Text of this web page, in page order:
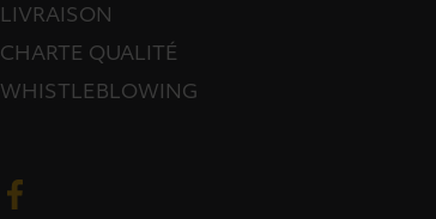
LIVRAISON
CHARTE QUALITÉ
WHISTLEBLOWING